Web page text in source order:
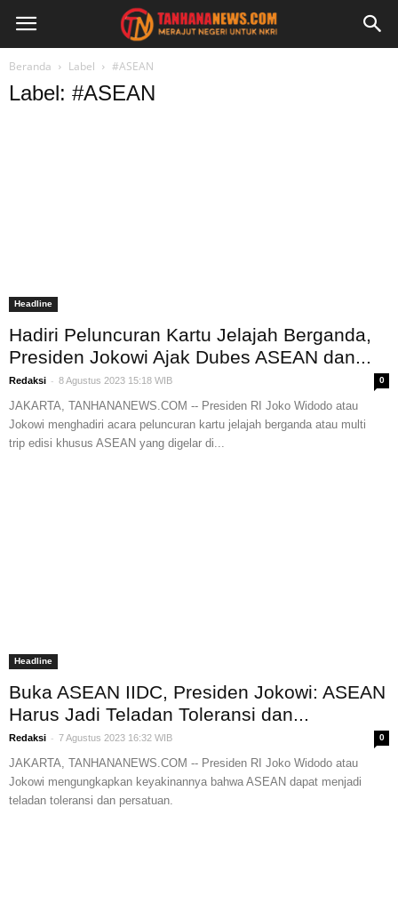
Beranda Label #ASEAN
Label: #ASEAN
Headline
Hadiri Peluncuran Kartu Jelajah Berganda,
Presiden Jokowi Ajak Dubes ASEAN dan...
Redaksi - 8 Agustus 2023 15:18 WIB 0
JAKARTA, TANHANANEWS.COM -- Presiden RI Joko Widodo atau
Jokowi menghadiri acara peluncuran kartu jelajah berganda atau multi
trip edisi khusus ASEAN yang digelar di...
Headline
Buka ASEAN IIDC, Presiden Jokowi: ASEAN
Harus Jadi Teladan Toleransi dan...
Redaksi - 7 Agustus 2023 16:32 WIB 0
JAKARTA, TANHANANEWS.COM -- Presiden RI Joko Widodo atau
Jokowi mengungkapkan keyakinannya bahwa ASEAN dapat menjadi
teladan toleransi dan persatuan.